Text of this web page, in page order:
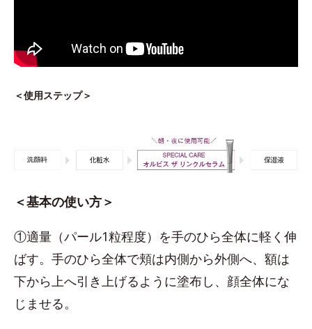
＜使用ステップ＞
＜基本の使い方＞
①適量（パール1粒程度）を手のひら全体に軽く伸
ばす。手のひら全体で頬は内側から外側へ、額は
下から上へ引き上げるように塗布し、顔全体にな
じませる。